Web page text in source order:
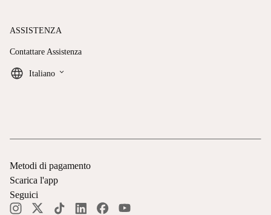
ASSISTENZA
Contattare Assistenza
Italiano keyboard_arrow_down
Metodi di pagamento
Scarica l'app
Seguici